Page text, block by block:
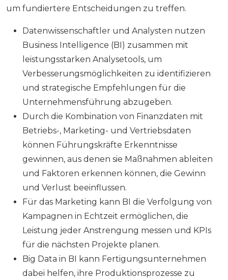
um fundiertere Entscheidungen zu treffen.
Datenwissenschaftler und Analysten nutzen
Business Intelligence (BI) zusammen mit
leistungsstarken Analysetools, um
Verbesserungsmöglichkeiten zu identifizieren
und strategische Empfehlungen für die
Unternehmensführung abzugeben.
Durch die Kombination von Finanzdaten mit
Betriebs-, Marketing- und Vertriebsdaten
können Führungskräfte Erkenntnisse
gewinnen, aus denen sie Maßnahmen ableiten
und Faktoren erkennen können, die Gewinn
und Verlust beeinflussen.
Für das Marketing kann BI die Verfolgung von
Kampagnen in Echtzeit ermöglichen, die
Leistung jeder Anstrengung messen und KPIs
für die nächsten Projekte planen.
Big Data in BI kann Fertigungsunternehmen
dabei helfen, ihre Produktionsprozesse zu